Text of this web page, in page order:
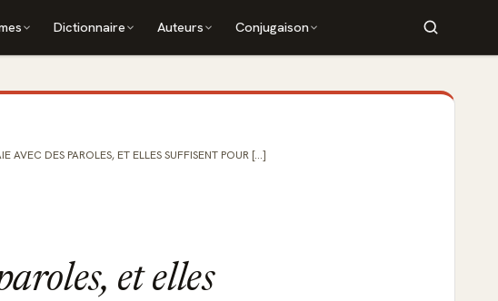
Dictionnaire Auteurs Conjugaison
AVEC DES PAROLES, ET ELLES SUFFISENT POUR [...]
et elles